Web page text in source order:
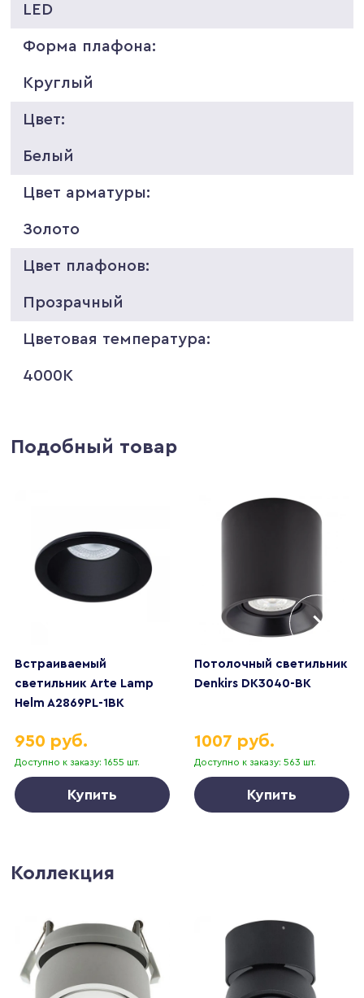
LED
Форма плафона:
Круглый
Цвет:
Белый
Цвет арматуры:
Золото
Цвет плафонов:
Прозрачный
Цветовая температура:
4000K
Подобный товар
Встраиваемый
светильник Arte Lamp
Helm A2869PL-1BK
Доступно к заказу: 1655 шт.
950 руб.
Купить
Потолочный светильник
Denkirs DK3040-BK
Доступно к заказу: 563 шт.
1007 руб.
Купить
Коллекция